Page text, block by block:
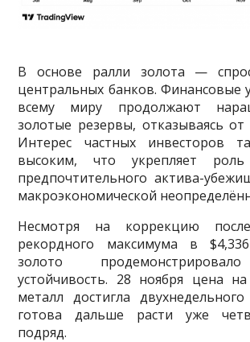
В основе ралли золота —
центральных банков. Финансовые
всему миру продолжают
золотые резервы, отказываясь
Интерес частных инвесторов
высоким, что укрепляет
предпочтительного актива-
макроэкономической
Несмотря на коррекцию
рекордного максимума в
золото
устойчивость. 28 ноября цена
металл достигла
готова дальше расти уже
подряд.